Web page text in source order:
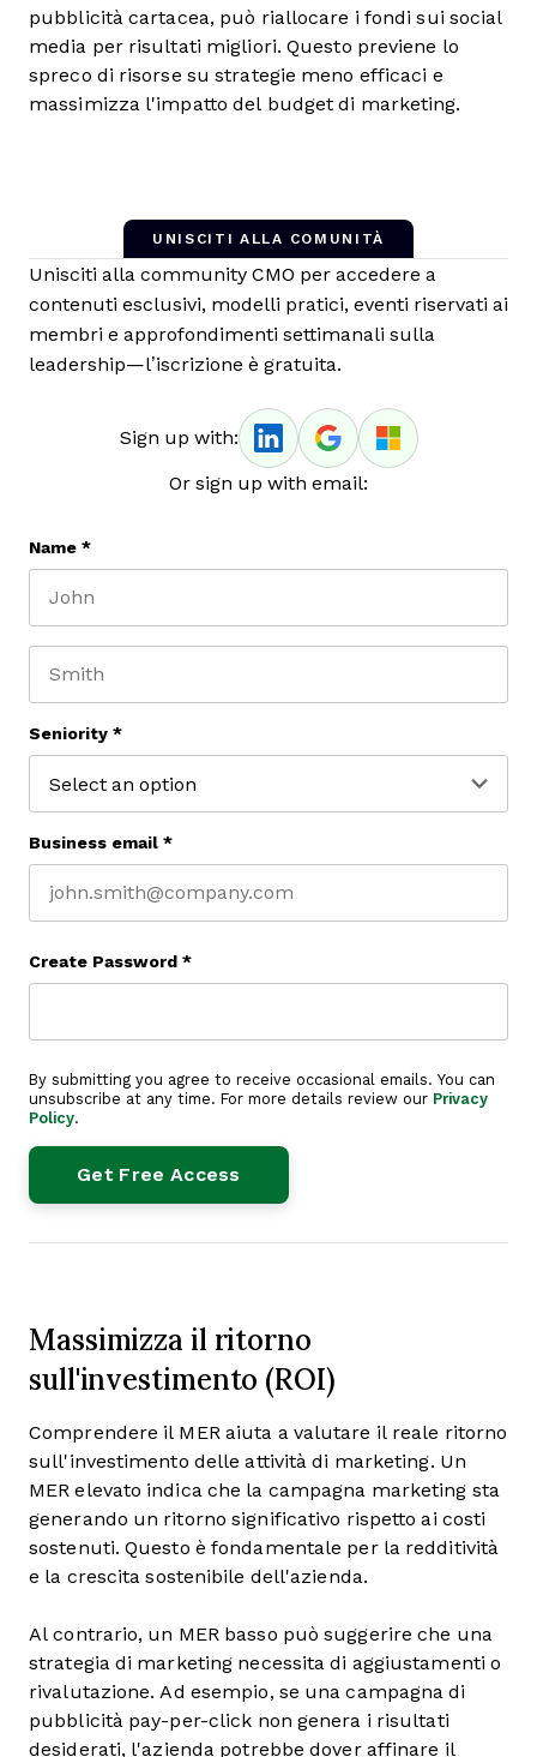
pubblicità cartacea, può riallocare i fondi sui social
media per risultati migliori. Questo previene lo
spreco di risorse su strategie meno efficaci e
massimizza l'impatto del budget di marketing.
UNISCITI ALLA COMUNITÀ
Unisciti alla community CMO per accedere a
contenuti esclusivi, modelli pratici, eventi riservati ai
membri e approfondimenti settimanali sulla
leadership—l’iscrizione è gratuita.
Sign up with:
Or sign up with email:
Name *
Seniority *
Business email *
Create Password *
By submitting you agree to receive occasional emails. You can
unsubscribe at any time. For more details review our Privacy
Policy.
Massimizza il ritorno
sull'investimento (ROI)
Comprendere il MER aiuta a valutare il reale ritorno
sull'investimento delle attività di marketing. Un
MER elevato indica che la campagna marketing sta
generando un ritorno significativo rispetto ai costi
sostenuti. Questo è fondamentale per la redditività
e la crescita sostenibile dell'azienda.
Al contrario, un MER basso può suggerire che una
strategia di marketing necessita di aggiustamenti o
rivalutazione. Ad esempio, se una campagna di
pubblicità pay-per-click non genera i risultati
desiderati, l'azienda potrebbe dover affinare il